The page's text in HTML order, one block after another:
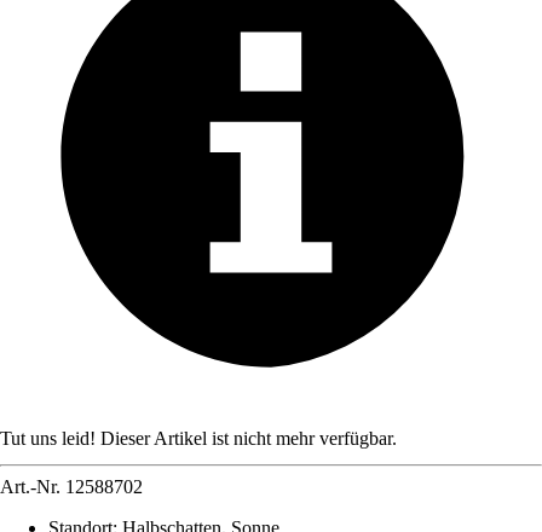
Tut uns leid! Dieser Artikel ist nicht mehr verfügbar.
Art.-Nr. 12588702
Standort: Halbschatten, Sonne